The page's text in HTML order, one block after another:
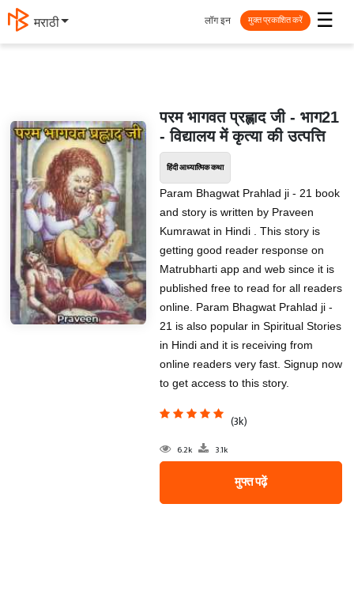
मराठी ☰
लॉग इन मुक्त प्रकाशित करें
परम भागवत प्रह्लाद जी - भाग21
- विद्यालय में कृत्या की उत्पत्ति
हिंदी आध्यात्मिक कथा
Param Bhagwat Prahlad ji - 21 book
and story is written by Praveen
Kumrawat in Hindi . This story is
getting good reader response on
Matrubharti app and web since it is
published free to read for all readers
online. Param Bhagwat Prahlad ji -
21 is also popular in Spiritual Stories
in Hindi and it is receiving from
online readers very fast. Signup now
to get access to this story.
(3k)
6.2k 3.1k
मुफ्त पढ़ें